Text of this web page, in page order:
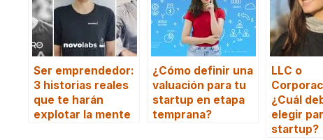
Ser emprendedor:
3 historias reales
que te harán
explotar la mente
¿Cómo definir una
valuación para tu
startup en etapa
temprana?
LLC o
¿Cuál
elegir
startup?